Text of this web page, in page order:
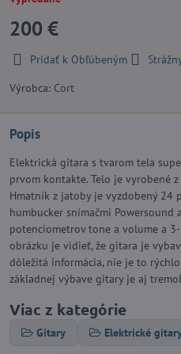
200 €
Pridať k Obľúbeným
Výrobca: Cort
Popis
Elektrická gitara s tvarom tela
prvom kontakte. Telo je vyrobené
Hmatník z jatoby je vyzdobený 24
humbucker snímačmi
potenciometrov tone a volume a
obrázku je vidieť, že gitara je
dôležitá informácia, nie je to
základnej výbave gitary je aj
Viac z kategórie
Gitary Elektrické